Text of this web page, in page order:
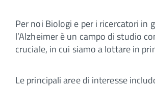
Per noi Biologi e per i ricercatori in
l’Alzheimer è un campo di studio
cruciale, in cui siamo a lottare in
Le principali aree di interesse